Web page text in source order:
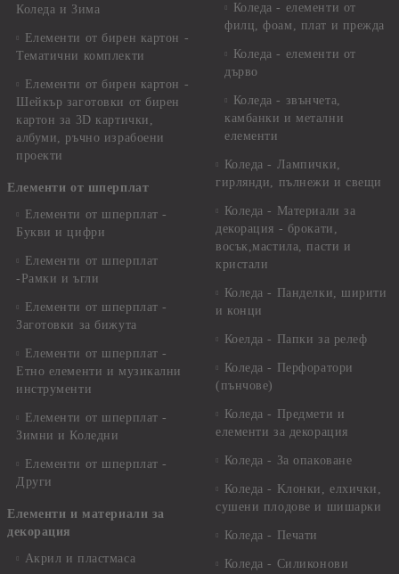
Коледа и Зима
Елементи от бирен картон -
Тематични комплекти
Елементи от бирен картон -
Шейкър заготовки от бирен
картон за 3D картички,
албуми, ръчно израбоени
проекти
Елементи от шперплат
Елементи от шперплат -
Букви и цифри
Елементи от шперплат
-Рамки и ъгли
Елементи от шперплат -
Заготовки за бижута
Елементи от шперплат -
Етно елементи и музикални
инструменти
Елементи от шперплат -
Зимни и Коледни
Елементи от шперплат -
Други
Елементи и материали за
декорация
Акрил и пластмаса
Коледа - елементи от
филц, фоам, плат и прежда
Коледа - елементи от
дърво
Коледа - звънчета,
камбанки и метални
елементи
Коледа - Лампички,
гирлянди, пълнежи и свещи
Коледа - Материали за
декорация - брокати,
восък,мастила, пасти и
кристали
Коледа - Панделки, ширити
и конци
Коелда - Папки за релеф
Коледа - Перфоратори
(пънчове)
Коледа - Предмети и
елементи за декорация
Коледа - За опаковане
Коледа - Kлонки, елхички,
сушени плодове и шишарки
Коледа - Печати
Коледа - Силиконови